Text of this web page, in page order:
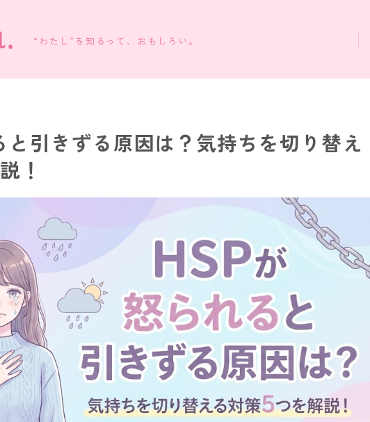
“わたし”を知るって、おもしろい。
と引きずる原因は？気持ちを切り替え
！